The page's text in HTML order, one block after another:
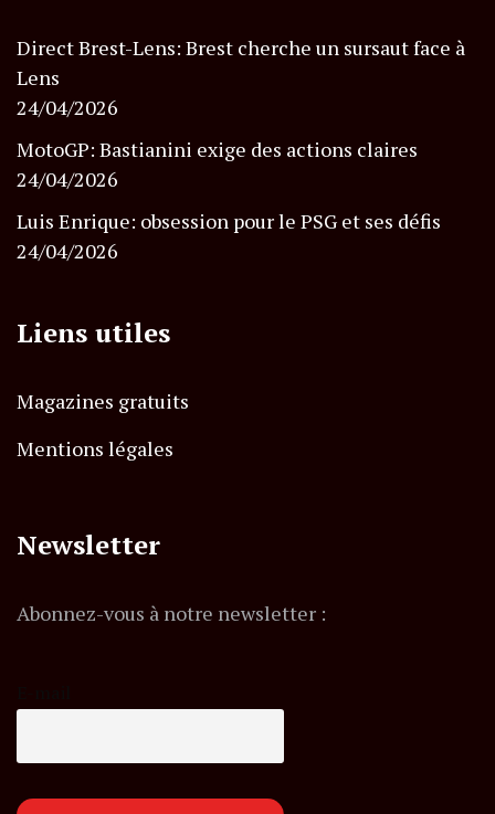
Direct Brest-Lens: Brest cherche un sursaut face à
Lens
24/04/2026
MotoGP: Bastianini exige des actions claires
24/04/2026
Luis Enrique: obsession pour le PSG et ses défis
24/04/2026
Liens utiles
Magazines gratuits
Mentions légales
Newsletter
Abonnez-vous à notre newsletter :